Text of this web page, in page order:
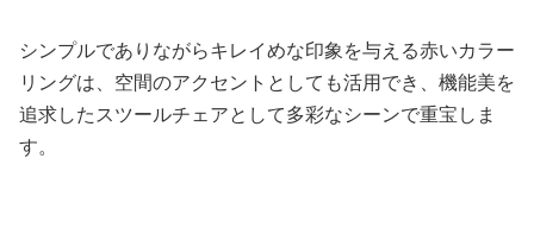
シンプルでありながらキレイめな印象を与える赤いカラー
リングは、空間のアクセントとしても活用でき、機能美を
追求したスツールチェアとして多彩なシーンで重宝しま
す。